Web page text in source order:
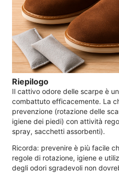
Riepilogo
Il cattivo odore delle scarpe è
combattuto efficacemente. La
prevenzione (rotazione delle
igiene dei piedi) con attività
spray, sacchetti assorbenti).
Ricorda: prevenire è più facile
regole di rotazione, igiene e
degli odori sgradevoli non